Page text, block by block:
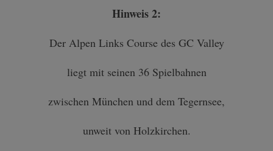
Hinweis 2:
Der Alpen Links Course des GC Valley
liegt mit seinen 36 Spielbahnen
zwischen München und dem Tegernsee,
unweit von Holzkirchen.